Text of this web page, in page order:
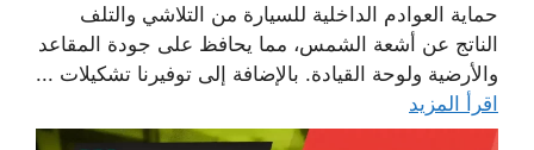
حماية العوادم الداخلية للسيارة من التلاشي والتلف
الناتج عن أشعة الشمس، مما يحافظ على جودة المقاعد
والأرضية ولوحة القيادة. بالإضافة إلى توفيرنا تشكيلات ...
اقرأ المزيد